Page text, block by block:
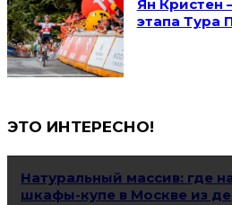
Ян Кристен
этапа Тура
ЭТО ИНТЕРЕСНО!
Натуральный массив: где
шкафы-купе в Москве из